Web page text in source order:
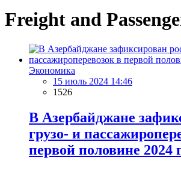
Freight and
Экономика
15 июль 2024 14:46
1526
В Азербайджане
грузо- и
первой половине 2024